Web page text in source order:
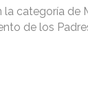
la categoría de
de los